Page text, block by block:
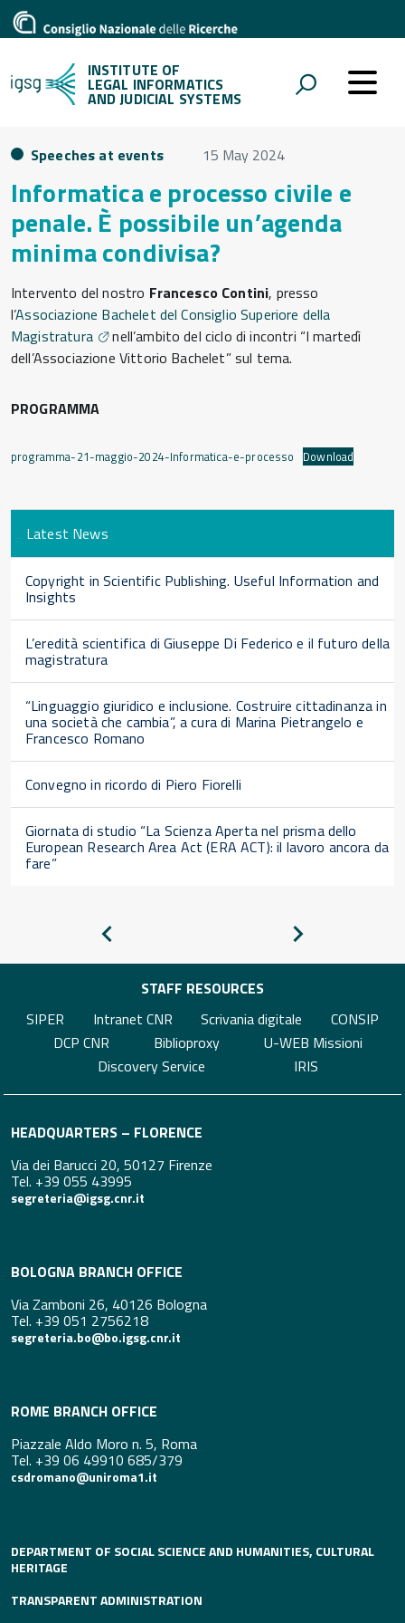
INSTITUTE OF
LEGAL INFORMATICS
AND JUDICIAL SYSTEMS
Speeches at events 15 May 2024
Informatica e processo civile e
penale. È possibile un’agenda
minima condivisa?
Intervento del nostro Francesco Contini, presso
l’Associazione Bachelet del Consiglio Superiore della
Magistratura
nell’ambito del ciclo di incontri “I martedì
dell’Associazione Vittorio Bachelet” sul tema.
PROGRAMMA
programma-21-maggio-2024-Informatica-e-processo Download
Latest News
Copyright in Scientific Publishing. Useful Information and
Insights
L’eredità scientifica di Giuseppe Di Federico e il futuro della
magistratura
“Linguaggio giuridico e inclusione. Costruire cittadinanza in
una società che cambia”, a cura di Marina Pietrangelo e
Francesco Romano
Convegno in ricordo di Piero Fiorelli
Giornata di studio “La Scienza Aperta nel prisma dello
European Research Area Act (ERA ACT): il lavoro ancora da
fare”
STAFF RESOURCES
SIPER
Intranet CNR Scrivania digitale
CONSIP
DCP CNR
Biblioproxy
U-WEB Missioni
Discovery Service
IRIS
HEADQUARTERS – FLORENCE
Via dei Barucci 20, 50127 Firenze
Tel. +39 055 43995
segreteria@igsg.cnr.it
BOLOGNA BRANCH OFFICE
Via Zamboni 26, 40126 Bologna
Tel. +39 051 2756218
segreteria.bo@bo.igsg.cnr.it
ROME BRANCH OFFICE
Piazzale Aldo Moro n. 5, Roma
Tel. +39 06 49910 685/379
csdromano@uniroma1.it
DEPARTMENT OF SOCIAL SCIENCE AND HUMANITIES, CULTURAL
HERITAGE
TRANSPARENT ADMINISTRATION